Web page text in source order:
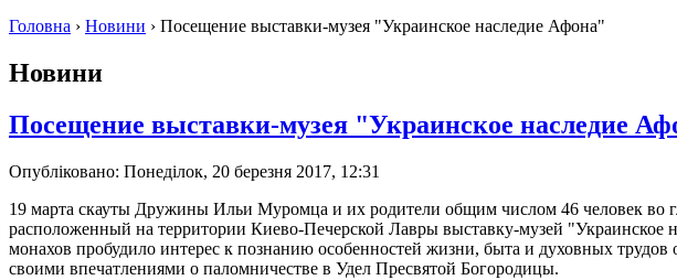
Головна › Новини › Посещение выставки-музея "Украинское наследие Афона"
Новини
Посещение выставки-музея "Украинское наследие
Опубліковано: Понеділок, 20 березня 2017, 12:31
19 марта скауты Дружины Ильи Муромца и их родители общим числом 46 человек во
расположенный на территории Киево-Печерской Лавры выставку-музей "Украинское
монахов пробудило интерес к познанию особенностей жизни, быта и духовных
своими впечатлениями о паломничестве в Удел Пресвятой Богородицы.